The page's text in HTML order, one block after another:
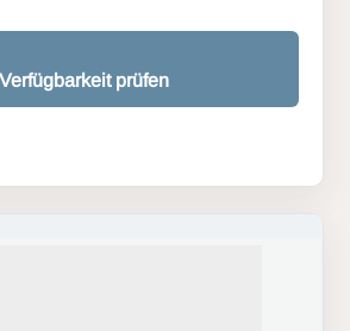
Verfügbarkeit prüfen